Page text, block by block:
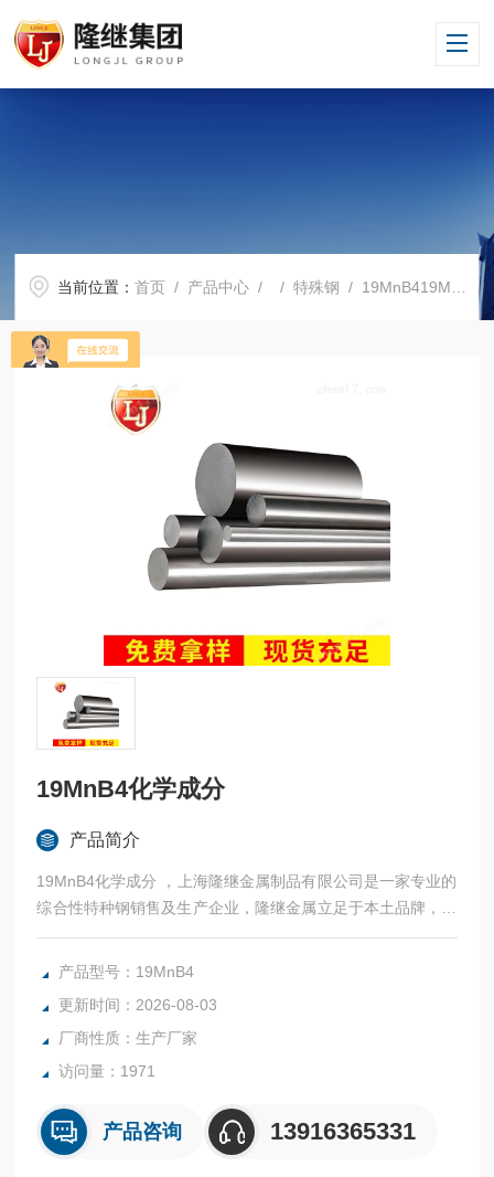
当前位置：首页 / 产品中心 / /特殊钢 / 19MnB419MnB4化学成分
19MnB4化学成分
产品简介
19MnB4化学成分 ，上海隆继金属制品有限公司是一家专业的
综合性特种钢销售及生产企业，隆继金属立足于本土品牌，常
年与宝钢、太钢等合作，法国奥博杜瓦、美国熔炉斯伯、美国
斯穆集团等世界为国内各大加工制造企业提供高性能金属材
产品型号：19MnB4
更新时间：2026-08-03
厂商性质：生产厂家
访问量：1971
产品咨询 13916365331